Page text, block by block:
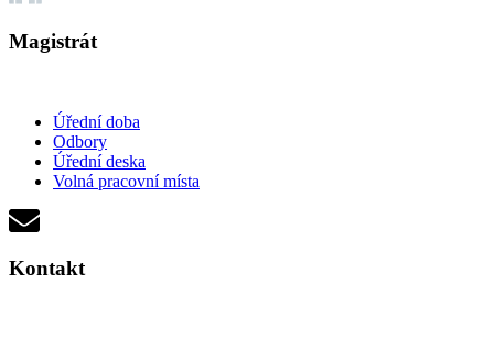
Magistrát
Úřední doba
Odbory
Úřední deska
Volná pracovní místa
Kontakt